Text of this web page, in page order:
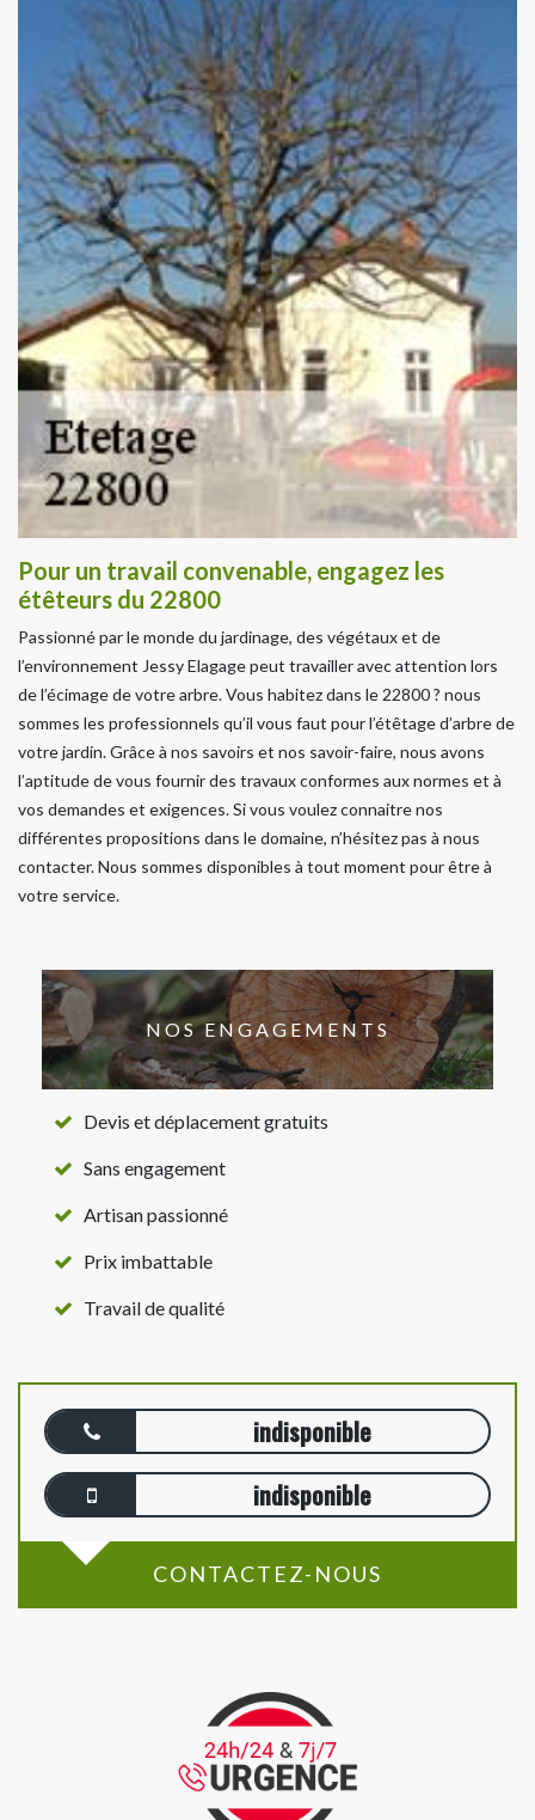
Pour un travail convenable, engagez les
étêteurs du 22800
Passionné par le monde du jardinage, des végétaux et de
l’environnement Jessy Elagage peut travailler avec attention lors
de l’écimage de votre arbre. Vous habitez dans le 22800 ? nous
sommes les professionnels qu’il vous faut pour l’étêtage d’arbre de
votre jardin. Grâce à nos savoirs et nos savoir-faire, nous avons
l’aptitude de vous fournir des travaux conformes aux normes et à
vos demandes et exigences. Si vous voulez connaitre nos
différentes propositions dans le domaine, n’hésitez pas à nous
contacter. Nous sommes disponibles à tout moment pour être à
votre service.
NOS ENGAGEMENTS
Devis et déplacement gratuits
Sans engagement
Artisan passionné
Prix imbattable
Travail de qualité
indisponible
indisponible
CONTACTEZ-NOUS